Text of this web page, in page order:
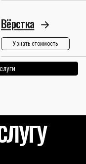
Вёрстка
Узнать стоимость